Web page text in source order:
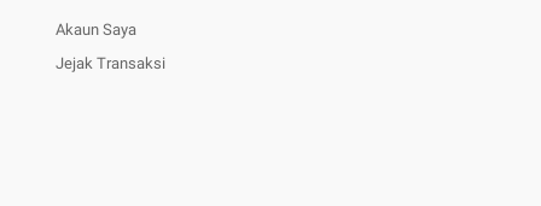
Akaun Saya
Jejak Transaksi